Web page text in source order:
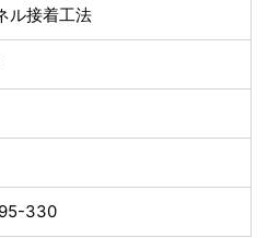
ル接着工法
330